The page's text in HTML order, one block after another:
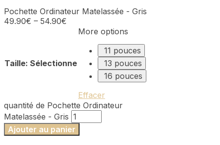
Pochette Ordinateur Matelassée - Gris
49.90€ – 54.90€
Taille: Sélectionne
More options
11 pouces
13 pouces
16 pouces
Effacer
quantité de Pochette Ordinateur
Matelassée - Gris
Ajouter au panier